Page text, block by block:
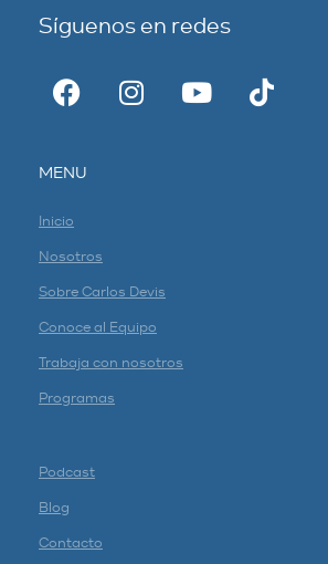
Síguenos en redes
MENU
Inicio
Nosotros
Sobre Carlos Devis
Conoce al Equipo
Trabaja con nosotros
Programas
Podcast
Blog
Contacto